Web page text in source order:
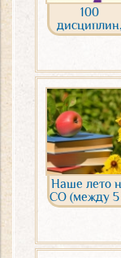
100
дисциплин,
которые
домашнем
обучении
Наше лето
СО (между 5
6 классом)